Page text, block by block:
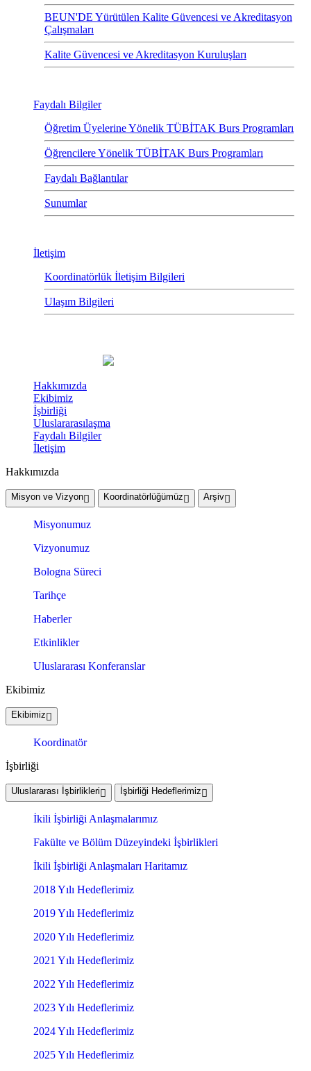
BEUN'DE Yürütülen Kalite Güvencesi ve Akreditasyon
Çalışmaları
Kalite Güvencesi ve Akreditasyon Kuruluşları
Faydalı Bilgiler
Öğretim Üyelerine Yönelik TÜBİTAK Burs Programları
Öğrencilere Yönelik TÜBİTAK Burs Programları
Faydalı Bağlantılar
Sunumlar
İletişim
Koordinatörlük İletişim Bilgileri
Ulaşım Bilgileri
Hakkımızda
Ekibimiz
İşbirliği
Uluslararasılaşma
Faydalı Bilgiler
İletişim
Hakkımızda
Misyon ve Vizyon Koordinatörlüğümüz Arşiv
Misyonumuz
Vizyonumuz
Bologna Süreci
Tarihçe
Haberler
Etkinlikler
Uluslararası Konferanslar
Ekibimiz
Ekibimiz
Koordinatör
İşbirliği
Uluslararası İşbirlikleri İşbirliği Hedeflerimiz
İkili İşbirliği Anlaşmalarımız
Fakülte ve Bölüm Düzeyindeki İşbirlikleri
İkili İşbirliği Anlaşmaları Haritamız
2018 Yılı Hedeflerimiz
2019 Yılı Hedeflerimiz
2020 Yılı Hedeflerimiz
2021 Yılı Hedeflerimiz
2022 Yılı Hedeflerimiz
2023 Yılı Hedeflerimiz
2024 Yılı Hedeflerimiz
2025 Yılı Hedeflerimiz